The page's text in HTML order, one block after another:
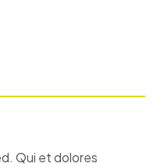
Qui et dolores